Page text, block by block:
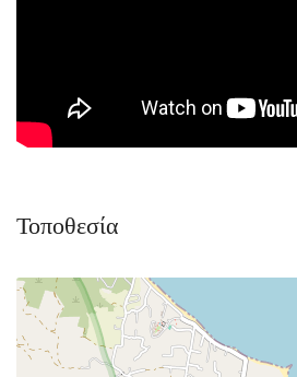
Τοποθεσία